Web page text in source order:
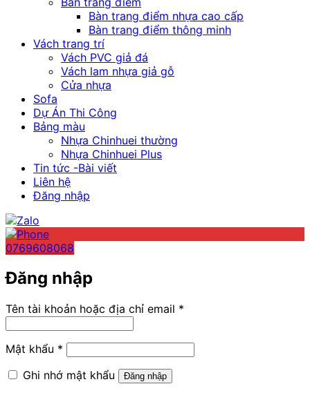
Bàn trang điểm nhựa cao cấp
Bàn trang điểm thông minh
Vách trang trí
Vách PVC giả đá
Vách lam nhựa giả gỗ
Cửa nhựa
Sofa
Dự Án Thi Công
Bảng màu
Nhựa Chinhuei thường
Nhựa Chinhuei Plus
Tin tức -Bài viết
Liên hệ
Đăng nhập
0769608068
Đăng nhập
Tên tài khoản hoặc địa chỉ email *
Mật khẩu *
Ghi nhớ mật khẩu
Đăng nhập